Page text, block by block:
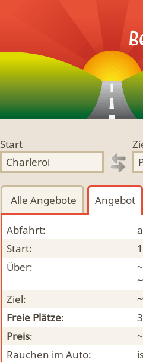
Start
Alle Angebote Angebot
Abfahrt:
Start:
Über:
Ziel:
Freie Plätze:
3
Preis:
Rauchen im Auto: